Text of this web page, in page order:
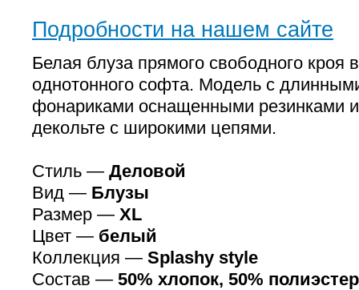
Подробности на нашем сайте
Белая блуза прямого свободного кроя
однотонного софта. Модель с
фонариками оснащенными резинками
декольте с широкими цепями.
Стиль — Деловой
Вид — Блузы
Размер — XL
Цвет — белый
Коллекция — Splashy style
Состав — 50% хлопок, 50% полиэстер